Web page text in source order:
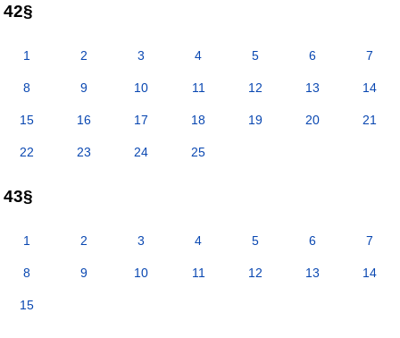
42§
1 2 3 4 5 6 7
8 9 10 11 12 13 14
15 16 17 18 19 20 21
22 23 24 25
43§
1 2 3 4 5 6 7
8 9 10 11 12 13 14
15